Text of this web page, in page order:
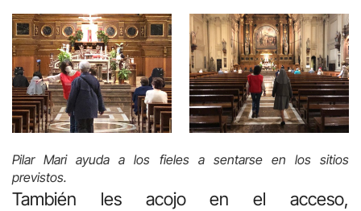
Pilar Mari ayuda a los fieles a sentarse en los sitios
previstos.
También les acojo en el acceso,